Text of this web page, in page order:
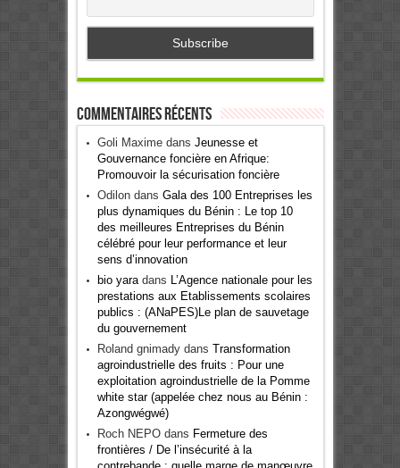
Commentaires récents
Goli Maximedans Jeunesse et
Gouvernance foncière en Afrique:
Promouvoir la sécurisation foncière
Odilondans Gala des 100 Entreprises les
plus dynamiques du Bénin : Le top 10
des meilleures Entreprises du Bénin
célébré pour leur performance et leur
sens d’innovation
bio yaradans
L’Agence nationale pour les
prestations aux Etablissements scolaires
publics : (ANaPES)Le plan de sauvetage
du gouvernement
Roland gnimadydans Transformation
agroindustrielle des fruits : Pour une
exploitation agroindustrielle de la Pomme
white star (appelée chez nous au Bénin :
Azongwégwé)
Roch NEPOdans Fermeture des
frontières / De l’insécurité à la